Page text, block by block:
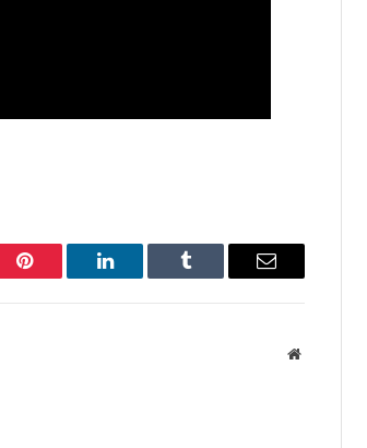
Pinterest LinkedIn Tumblr Имэйл
Вэбсайт